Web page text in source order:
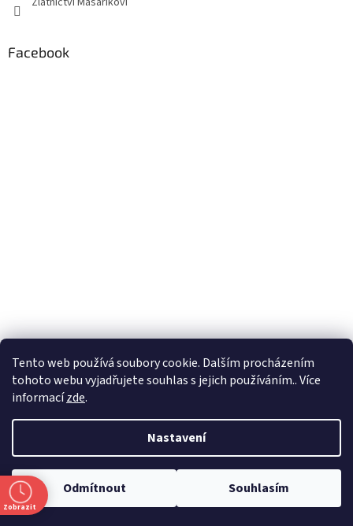
Tento web používá soubory cookie. Dalším procházením
tohoto webu vyjadřujete souhlas s jejich používáním.. Více
informacízde.
Nastavení
Odmítnout Souhlasím
Facebook
Vytvořil Shoptet
Copyright 2026Zlatnictví Masaříkovi. Všechna práva vyhrazena.
Upravit nastavení cookies
Zobrazit